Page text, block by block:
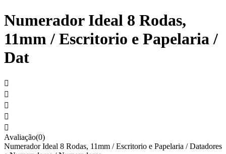
Numerador Ideal 8 Rodas,
11mm / Escritorio e Papelaria /
Dat





Avaliação(0)
Numerador Ideal 8 Rodas, 11mm / Escritorio e Papelaria / Datadores